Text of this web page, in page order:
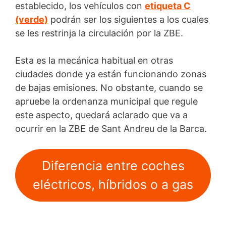
establecido, los vehículos con etiqueta C
(verde) podrán ser los siguientes a los cuales
se les restrinja la circulación por la ZBE.
Esta es la mecánica habitual en otras
ciudades donde ya están funcionando zonas
de bajas emisiones. No obstante, cuando se
apruebe la ordenanza municipal que regule
este aspecto, quedará aclarado que va a
ocurrir en la ZBE de Sant Andreu de la Barca.
Diferencia entre coches
eléctricos, híbridos o a gas